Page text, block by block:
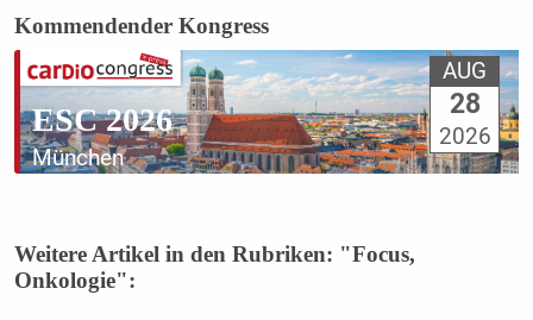
Kommendender Kongress
ESC 2026
München
AUG
28
2026
Weitere Artikel in den Rubriken: "Focus,
Onkologie":